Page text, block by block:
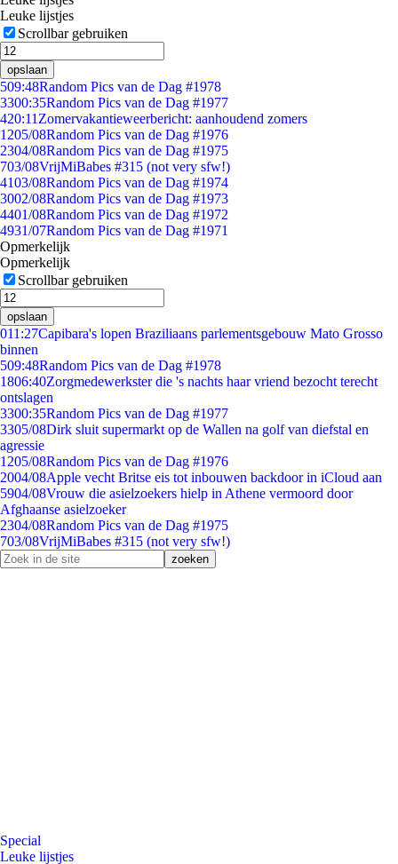
Leuke lijstjes
Scrollbar gebruiken
opslaan
509:48Random Pics van de Dag #1978
3300:35Random Pics van de Dag #1977
420:11 Zomervakantieweerbericht: aanhoudend zomers
1205/08Random Pics van de Dag #1976
2304/08Random Pics van de Dag #1975
703/08VrijMiBabes #315 (not very sfw!)
4103/08Random Pics van de Dag #1974
3002/08Random Pics van de Dag #1973
4401/08Random Pics van de Dag #1972
4931/07Random Pics van de Dag #1971
Opmerkelijk
Opmerkelijk
Scrollbar gebruiken
opslaan
011:27Capibara's lopen Braziliaans parlementsgebouw Mato Grosso
binnen
509:48Random Pics van de Dag #1978
1806:40Zorgmedewerkster die 's nachts haar vriend bezocht terecht
ontslagen
3300:35Random Pics van de Dag #1977
3305/08Dirk sluit supermarkt op de Wallen na golf van diefstal en
agressie
1205/08Random Pics van de Dag #1976
2004/08Apple vecht Britse eis tot inbouwen backdoor in iCloud aan
5904/08Vrouw die asielzoekers hielp in Athene vermoord door
Afghaanse asielzoeker
2304/08Random Pics van de Dag #1975
703/08VrijMiBabes #315 (not very sfw!)
Special
Leuke lijstjes